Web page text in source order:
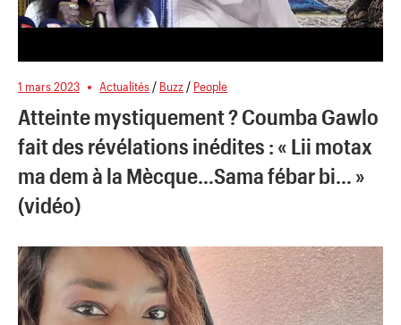
1 mars 2023 Actualités / Buzz / People
Atteinte mystiquement ? Coumba Gawlo
fait des révélations inédites : « Lii motax
ma dem à la Mècque…Sama fébar bi… »
(vidéo)